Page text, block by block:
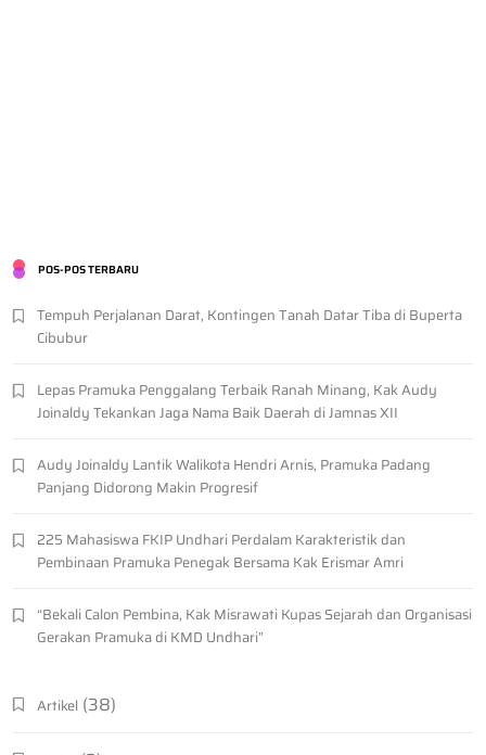
POS-POS TERBARU
Tempuh Perjalanan Darat, Kontingen Tanah Datar Tiba di Buperta
Cibubur
Lepas Pramuka Penggalang Terbaik Ranah Minang, Kak Audy
Joinaldy Tekankan Jaga Nama Baik Daerah di Jamnas XII
Audy Joinaldy Lantik Walikota Hendri Arnis, Pramuka Padang
Panjang Didorong Makin Progresif
225 Mahasiswa FKIP Undhari Perdalam Karakteristik dan
Pembinaan Pramuka Penegak Bersama Kak Erismar Amri
“Bekali Calon Pembina, Kak Misrawati Kupas Sejarah dan Organisasi
Gerakan Pramuka di KMD Undhari”
Artikel (38)